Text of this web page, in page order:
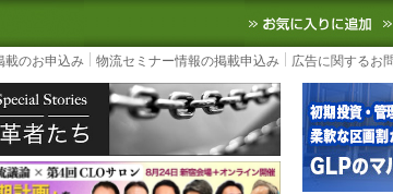
の物流ニュースサイト3PL, SCMなど国内外の最新の物流
載のお申込み 物流セミナー情報の掲載申込み 広告に関するお